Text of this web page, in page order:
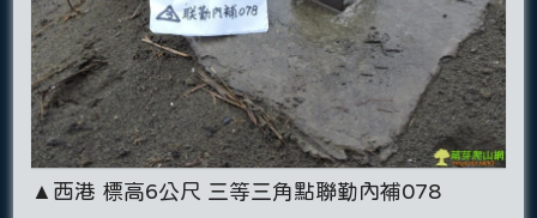
▲西港 標高6公尺 三等三角點聯勤內補078